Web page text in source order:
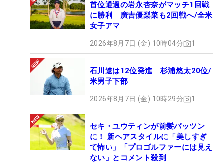
首位通過の岩永杏奈がマッチ1回戦
に勝利 廣吉優梨菜も2回戦へ/全米
女子アマ
2026年8月7日 (金) 10時04分 1
石川遼は12位発進 杉浦悠太20位/
米男子下部
2026年8月7日 (金) 10時29分 1
セキ・ユウティンが前髪パッツン
に！ 新ヘアスタイルに「美しすぎ
て怖い」「プロゴルファーには見え
ない」とコメント殺到